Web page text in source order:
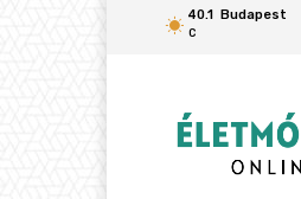
40.1
C
Budapest